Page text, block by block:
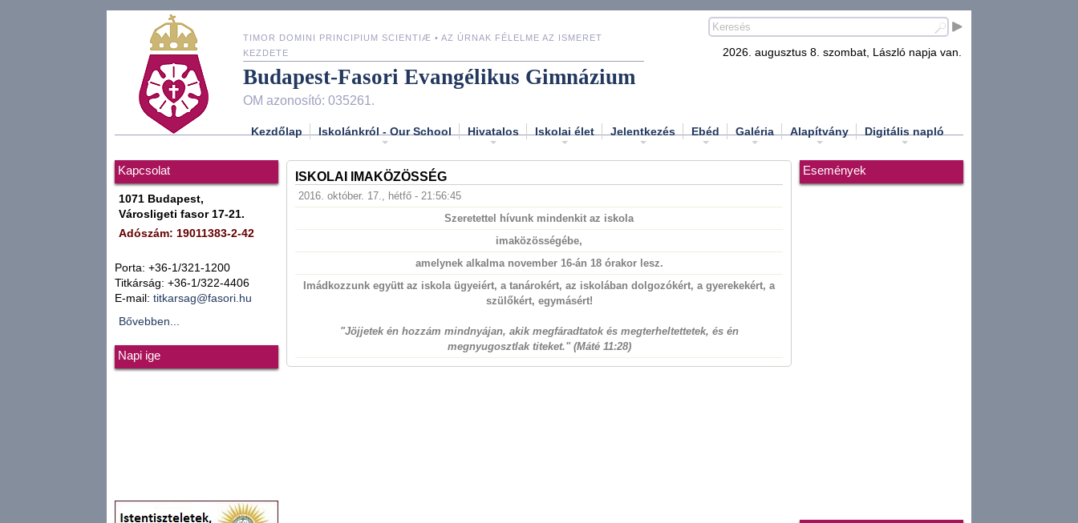
TIMOR DOMINI PRINCIPIUM SCIENTIÆ • AZ ÚRNAK FÉLELME AZ ISMERET
KEZDETE
Budapest-Fasori Evangélikus Gimnázium
OM azonosító: 035261.
2026. augusztus 8. szombat, László napja van.
Kezdőlap Iskolánkról - Our School Hivatalos Iskolai élet Jelentkezés Ebéd Galéria Alapítvány Digitális napló
Kapcsolat
1071 Budapest,
Városligeti fasor 17-21.
Adószám: 19011383-2-42
Porta: +36-1/321-1200
Titkárság: +36-1/322-4406
E-mail: titkarsag@fasori.hu
Bővebben...
Napi ige
ISKOLAI IMAKÖZÖSSÉG
2016. október. 17., hétfő - 21:56:45
Szeretettel hívunk mindenkit az iskola
imaközösségébe,
amelynek alkalma november 16-án 18 órakor lesz.
Imádkozzunk együtt az iskola ügyeiért, a tanárokért, az iskolában dolgozókért, a gyerekekért, a
szülőkért, egymásért!
"Jöjjetek én hozzám mindnyájan, akik megfáradtatok és megterheltettetek, és én
megnyugosztlak titeket." (Máté 11:28)
Események